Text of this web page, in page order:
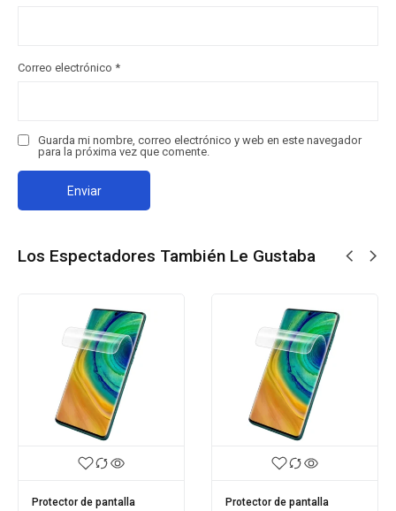
Correo electrónico *
Guarda mi nombre, correo electrónico y web en este navegador
para la próxima vez que comente.
Los Espectadores También Le Gustaba
Protector de pantalla
Protector de pantalla